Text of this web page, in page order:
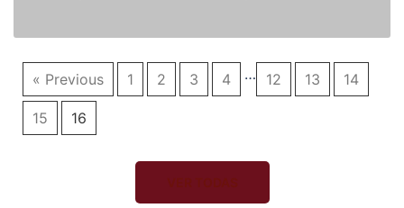
« Previous 1 2 3 4 … 12 13 14
15 16